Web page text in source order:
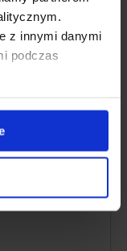
z innymi danymi
podczas